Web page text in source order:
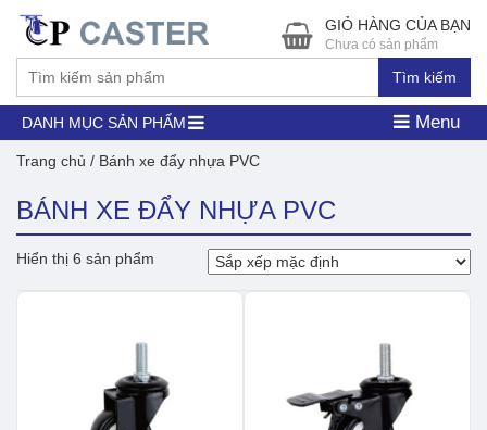
Tìm kiếm
GIỎ HÀNG CỦA BẠN
Chưa có sản phẩm
DANH MỤC SẢN PHẨM Menu
Trang chủ / Bánh xe đẩy nhựa PVC
BÁNH XE ĐẨY NHỰA PVC
Hiển thị 6 sản phẩm